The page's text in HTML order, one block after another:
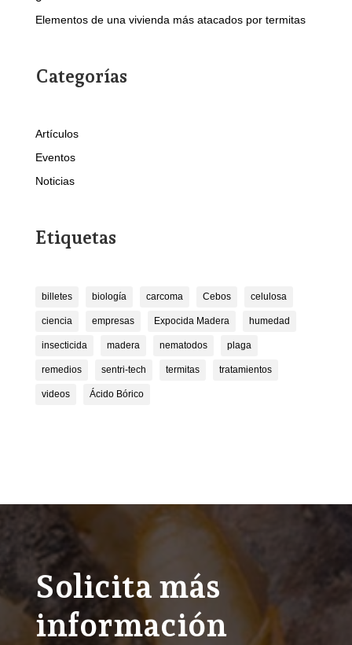
Elementos de una vivienda más atacados por termitas
Categorías
Artículos
Eventos
Noticias
Etiquetas
billetes biología carcoma Cebos celulosa
ciencia empresas Expocida Madera humedad
insecticida madera nematodos plaga
remedios sentri-tech termitas tratamientos
videos Ácido Bórico
Solicita más
información